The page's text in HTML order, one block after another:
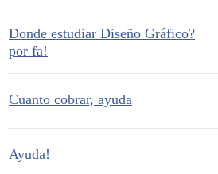
Donde estudiar Diseño Gráfico?
por fa!
Cuanto cobrar, ayuda
Ayuda!